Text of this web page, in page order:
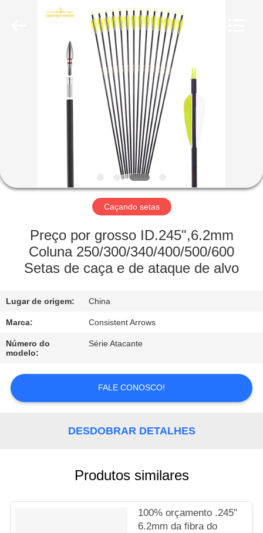
PRODUTOS
EXCURSÃO
FÁBRICA
CONTROLE
QUALIDADE
CONTACTE-
PEÇA
CITAÇÕES
Caçando setas
Preço por grosso ID.245",6.2mm
Coluna 250/300/340/400/500/600
Setas de caça e de ataque de alvo
Lugar de origem: China
Marca: Consistent Arrows
Número do
modelo:
Série Atacante
FALE CONOSCO!
DESDOBRAR DETALHES
Produtos similares
100% orçamento .245"
6.2mm da fibra do